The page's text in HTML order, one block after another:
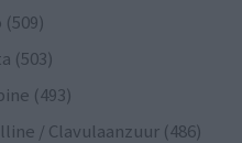
(509)
(503)
(493)
/ Clavulaanzuur (486)